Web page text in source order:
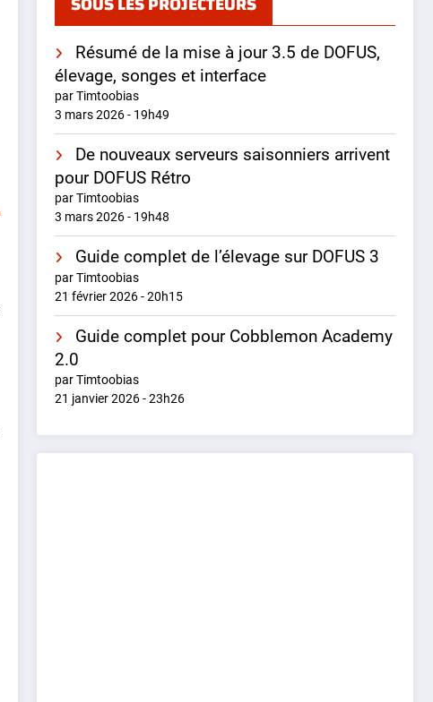
Résumé de la mise à jour 3.5 de DOFUS,
élevage, songes et interface
par Timtoobias
3 mars 2026 - 19h49
De nouveaux serveurs saisonniers arrivent
pour DOFUS Rétro
par Timtoobias
3 mars 2026 - 19h48
Guide complet de l’élevage sur DOFUS 3
par Timtoobias
21 février 2026 - 20h15
Guide complet pour Cobblemon Academy
2.0
par Timtoobias
21 janvier 2026 - 23h26